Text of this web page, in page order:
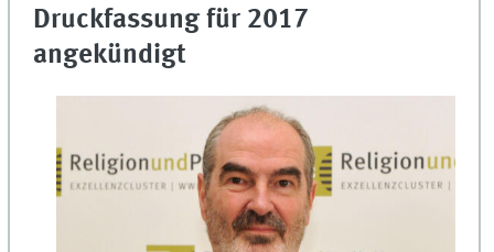
Druckfassung für 2017
angekündigt